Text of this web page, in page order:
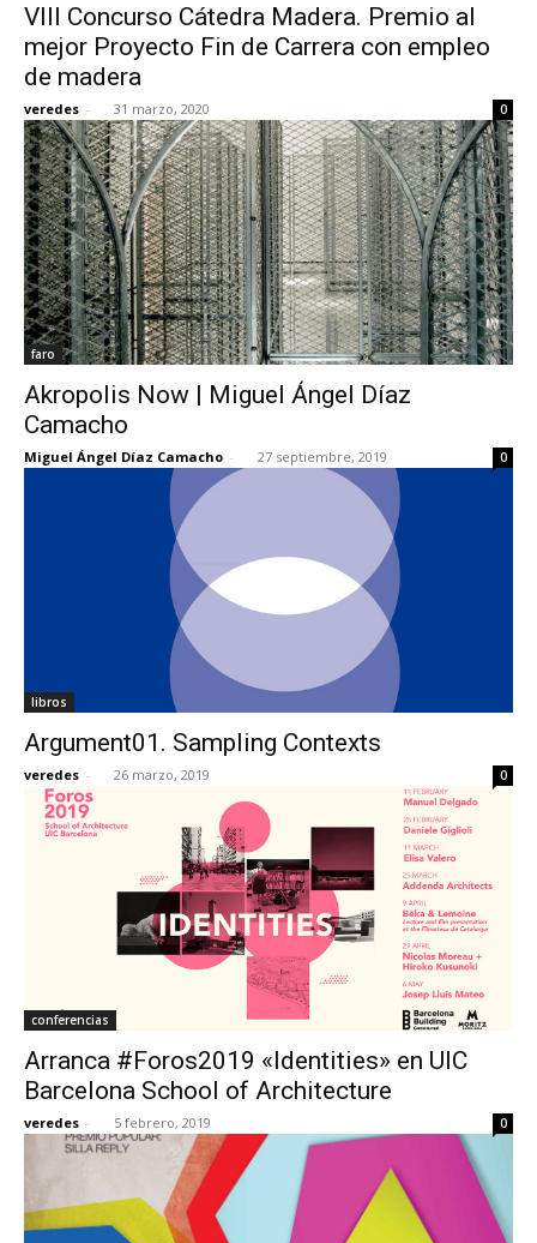
VIII Concurso Cátedra Madera. Premio al
mejor Proyecto Fin de Carrera con empleo
de madera
veredes - 31 marzo, 2020 0
faro
Akropolis Now | Miguel Ángel Díaz
Camacho
Miguel Ángel Díaz Camacho - 27 septiembre, 2019 0
libros
Argument01. Sampling Contexts
veredes - 26 marzo, 2019 0
conferencias
Arranca #Foros2019 «Identities» en UIC
Barcelona School of Architecture
veredes - 5 febrero, 2019 0